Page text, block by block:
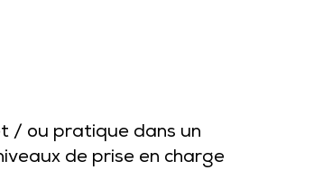
/ ou pratique dans un
de prise en charge